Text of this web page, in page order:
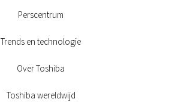
Perscentrum
Trends en technologie
Over Toshiba
Toshiba wereldwijd